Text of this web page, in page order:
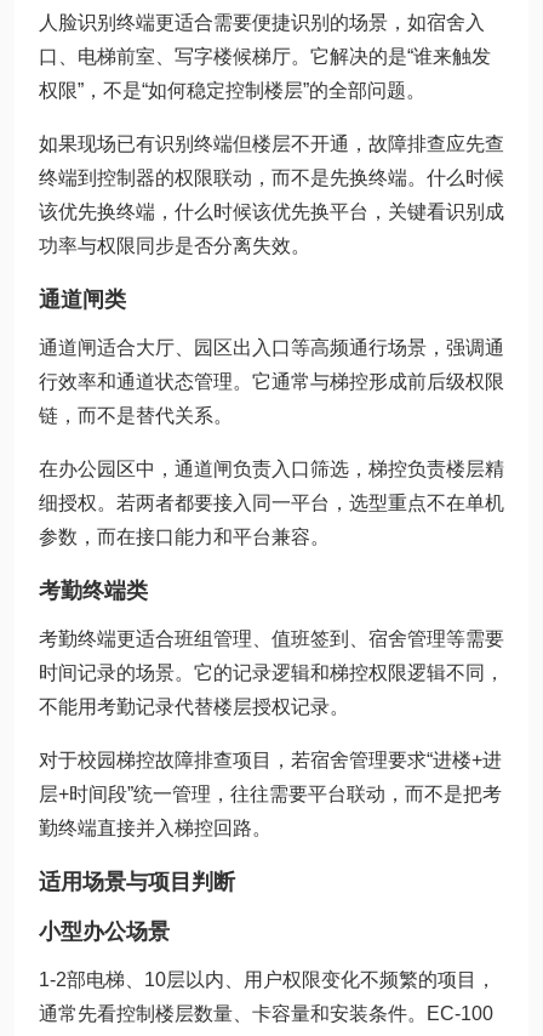
人脸识别终端更适合需要便捷识别的场景，如宿舍入
口、电梯前室、写字楼候梯厅。它解决的是“谁来触发
权限”，不是“如何稳定控制楼层”的全部问题。
如果现场已有识别终端但楼层不开通，故障排查应先查
终端到控制器的权限联动，而不是先换终端。什么时候
该优先换终端，什么时候该优先换平台，关键看识别成
功率与权限同步是否分离失效。
通道闸类
通道闸适合大厅、园区出入口等高频通行场景，强调通
行效率和通道状态管理。它通常与梯控形成前后级权限
链，而不是替代关系。
在办公园区中，通道闸负责入口筛选，梯控负责楼层精
细授权。若两者都要接入同一平台，选型重点不在单机
参数，而在接口能力和平台兼容。
考勤终端类
考勤终端更适合班组管理、值班签到、宿舍管理等需要
时间记录的场景。它的记录逻辑和梯控权限逻辑不同，
不能用考勤记录代替楼层授权记录。
对于校园梯控故障排查项目，若宿舍管理要求“进楼+进
层+时间段”统一管理，往往需要平台联动，而不是把考
勤终端直接并入梯控回路。
适用场景与项目判断
小型办公场景
1-2部电梯、10层以内、用户权限变化不频繁的项目，
通常先看控制楼层数量、卡容量和安装条件。EC-100